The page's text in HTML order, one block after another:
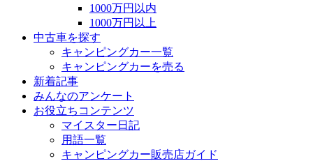
1000万円以内
1000万円以上
中古車を探す
キャンピングカー一覧
キャンピングカーを売る
新着記事
みんなのアンケート
お役立ちコンテンツ
マイスター日記
用語一覧
キャンピングカー販売店ガイド